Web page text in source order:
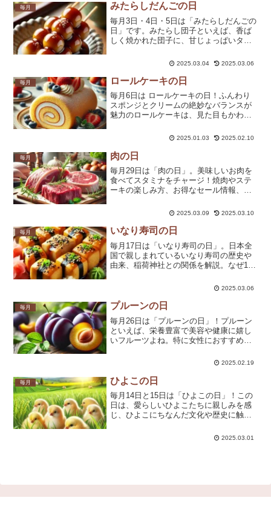
毎月 みたらしだんごの日
毎月3日・4日・5日は「みたらしだんごの
日」です。みたらし団子といえば、香ば
しく焼かれた団子に、甘じょっぱいタレ
スイーツよね。そんなみたらし団子を楽
一体どんな由来があるのかしら？今日は
り寄せ情報までたっぷりご紹介するわ
よ。
2025.03.04 2025.03.06
毎月 ロールケーキの日
毎月6日は ロールケーキの日！ふんわり
スポンジとクリームの絶妙なバランスが
魅力のロールケーキは、見た目もかわい
今回は、ロールケーキの歴史や豆知識、
ピ、アレンジ方法、人気のお取り寄せロ
ールケーキまで、ロールケーキの魅力を
たっぷりお届けするわよ💕。
2025.01.03 2025.02.10
毎月 肉の日
毎月29日は「肉の日」。美味しいお肉を
食べてスタミナをチャージ！焼肉やステ
ーキの楽しみ方、お得なセール情報、肉
部位まで、お肉を楽しむための情報をた
2025.03.09 2025.03.10
毎月 いなり寿司の日
毎月17日は「いなり寿司の日」。日本全
国で親しまれているいなり寿司の歴史や
由来、稲荷神社との関係を解説。なぜ17
レシピ、相性抜群の食べ合わせまで詳し
2025.03.06
毎月 プルーンの日
毎月26日は「プルーンの日」！プルーン
といえば、栄養豊富で美容や健康に嬉し
いフルーツよね。特に女性におすすめの
の。ヨーグルトやスムージーに加えても
今日はそんなプルーンの魅力や活用法を
たっぷり紹介するわよ。
2025.02.19
毎月 ひよこの日
毎月14日と15日は「ひよこの日」！この
日は、愛らしいひよこたちに親しみを感
じ、ひよこにちなんだ文化や歴史に触れ
しみ方、ひよこにまつわる豆知識をたっ
2025.03.01